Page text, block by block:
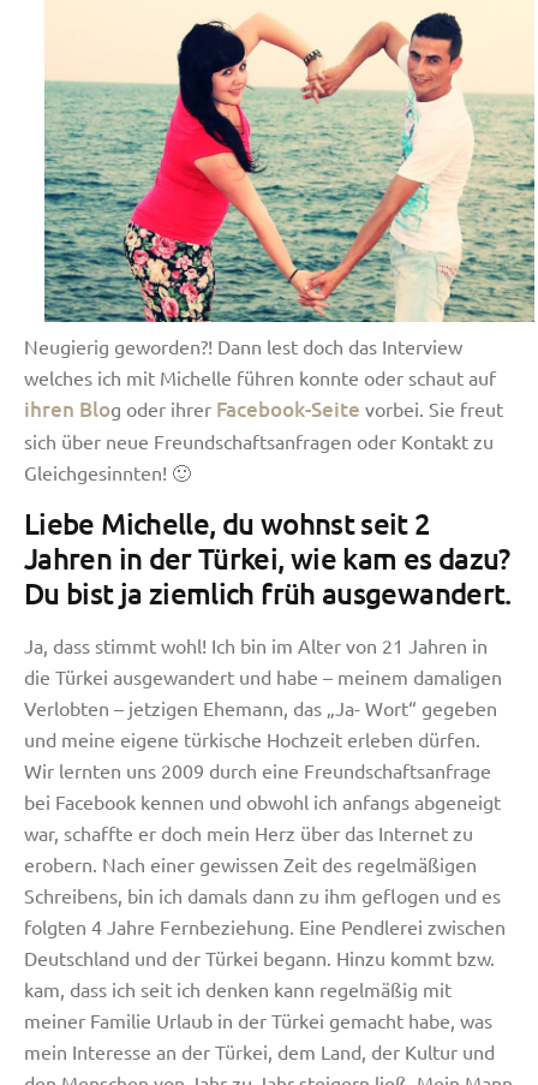
Neugierig geworden?! Dann lest doch das Interview
welches ich mit Michelle führen konnte oder schaut auf
ihren Blog oder ihrer Facebook-Seite vorbei. Sie freut
sich über neue Freundschaftsanfragen oder Kontakt zu
Gleichgesinnten! 🙂
Liebe Michelle, du wohnst seit 2
Jahren in der Türkei, wie kam es dazu?
Du bist ja ziemlich früh ausgewandert.
Ja, dass stimmt wohl! Ich bin im Alter von 21 Jahren in
die Türkei ausgewandert und habe – meinem damaligen
Verlobten – jetzigen Ehemann, das „Ja- Wort“ gegeben
und meine eigene türkische Hochzeit erleben dürfen.
Wir lernten uns 2009 durch eine Freundschaftsanfrage
bei Facebook kennen und obwohl ich anfangs abgeneigt
war, schaffte er doch mein Herz über das Internet zu
erobern. Nach einer gewissen Zeit des regelmäßigen
Schreibens, bin ich damals dann zu ihm geflogen und es
folgten 4 Jahre Fernbeziehung. Eine Pendlerei zwischen
Deutschland und der Türkei begann. Hinzu kommt bzw.
kam, dass ich seit ich denken kann regelmäßig mit
meiner Familie Urlaub in der Türkei gemacht habe, was
mein Interesse an der Türkei, dem Land, der Kultur und